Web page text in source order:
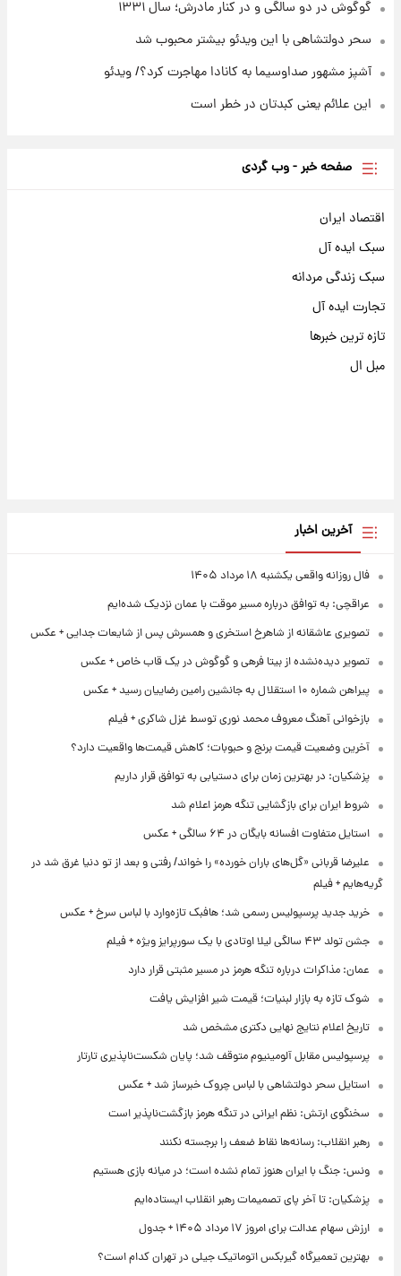
گوگوش در دو سالگی و در کنار مادرش؛ سال ۱۳۳۱
سحر دولتشاهی با این ویدئو بیشتر محبوب شد
آشپز مشهور صداوسیما به کانادا مهاجرت کرد؟/ ویدئو
این علائم یعنی کبدتان در خطر است
صفحه خبر - وب گردی
اقتصاد ایران
سبک ایده آل
سبک زندگی مردانه
تجارت ایده آل
تازه ترین خبرها
مبل ال
آخرین اخبار
فال روزانه واقعی یکشنبه ۱۸ مرداد ۱۴۰۵
عراقچی: به توافق درباره مسیر موقت با عمان نزدیک شده‌ایم
تصویری عاشقانه از شاهرخ استخری و همسرش پس از شایعات جدایی + عکس
تصویر دیده‌نشده از بیتا فرهی و گوگوش در یک قاب خاص + عکس
پیراهن شماره ۱۰ استقلال به جانشین رامین رضاییان رسید + عکس
بازخوانی آهنگ معروف محمد نوری توسط غزل شاکری + فیلم
آخرین وضعیت قیمت برنج و حبوبات؛ کاهش قیمت‌ها واقعیت دارد؟
پزشکیان: در بهترین زمان برای دستیابی به توافق قرار داریم
شروط ایران برای بازگشایی تنگه هرمز اعلام شد
استایل متفاوت افسانه بایگان در ۶۴ سالگی + عکس
علیرضا قربانی «گل‌های باران خورده» را خواند/ رفتی و بعد از تو دنیا غرق شد در
گریه‌هایم + فیلم
خرید جدید پرسپولیس رسمی شد؛ هافبک تازه‌وارد با لباس سرخ + عکس
جشن تولد ۴۳ سالگی لیلا اوتادی با یک سورپرایز ویژه + فیلم
عمان: مذاکرات درباره تنگه هرمز در مسیر مثبتی قرار دارد
شوک تازه به بازار لبنیات؛ قیمت شیر افزایش یافت
تاریخ اعلام نتایج نهایی دکتری مشخص شد
پرسپولیس مقابل آلومینیوم متوقف شد؛ پایان شکست‌ناپذیری تارتار
استایل سحر دولتشاهی با لباس چروک خبرساز شد + عکس
سخنگوی ارتش: نظم ایرانی در تنگه هرمز بازگشت‌ناپذیر است
رهبر انقلاب: رسانه‌ها نقاط ضعف را برجسته نکنند
ونس: جنگ با ایران هنوز تمام نشده است؛ در میانه بازی هستیم
پزشکیان: تا آخر پای تصمیمات رهبر انقلاب ایستاده‌ایم
ارزش سهام عدالت برای امروز ۱۷ مرداد ۱۴۰۵ + جدول
بهترین تعمیرگاه گیربکس اتوماتیک جیلی در تهران کدام است؟